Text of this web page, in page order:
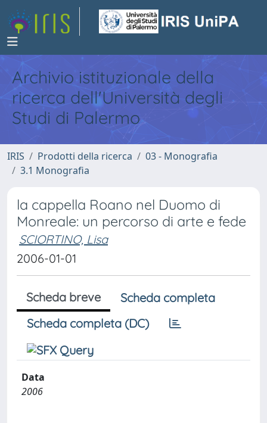
Archivio istituzionale della
ricerca dell'Università degli
Studi di Palermo
IRIS Prodotti della ricerca
03 - Monografia
3.1 Monografia
la cappella Roano nel Duomo di
Monreale: un percorso di arte e fede
SCIORTINO, Lisa
2006-01-01
Scheda breve
Scheda completa
Scheda completa (DC)
Data
2006